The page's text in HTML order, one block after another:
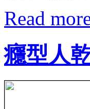
Read
癮型人